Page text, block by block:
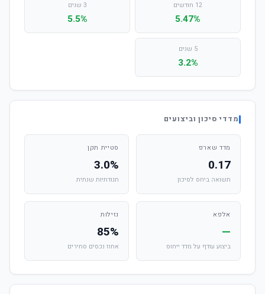
12 חודשים
5.47%
3 שנים
5.5%
5 שנים
3.2%
מדדי סיכון וביצועים
מדד שארפ
0.17
תשואה ביחס לסיכון
סטיית תקן
3.0%
תנודתיות שנתית
אלפא
—
ביצוע עודף על מדד ייחוס
נזילות
85%
אחוז נכסים סחירים